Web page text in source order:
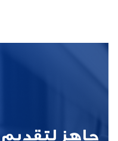
جاهز لتقديم